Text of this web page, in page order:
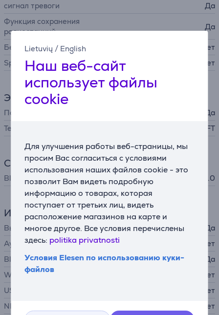
Lietuvių / English
Наш веб-сайт
использует файлы
cookie
Для улучшения работы веб-страницы, мы
просим Вас согласиться с условиями
использования наших файлов cookie - это
позволит Вам видеть подробную
информацию о товарах, которая
поступает от третьих лиц, видеть
расположение магазинов на карте и
многое другое. Все условия перечислены
здесь: politika privatnosti
Условия Elesen по использованию куки-
файлов
сигнал тревоги
Да
Функция сохранения
радиостанций
Да
Беспроводная зарядка
Нет
Spotify Connect
Нет
Экран
Подсветка экрана
Да
Технология
TFT
Соединение
Bluetooth Bluetooth 5.0
Интерфейсы
Выход для наушников
Да
Аудиовход 3,5 мм
Нет
Bluetooth
Да
WiFi
Нет
USB-A
Нет
NFC
Нет